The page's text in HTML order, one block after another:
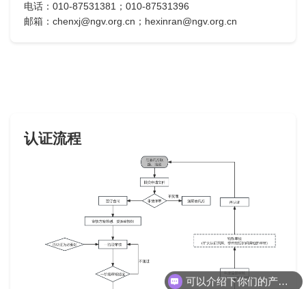
电话：010-87531381；010-87531396
邮箱：chenxj@ngv.org.cn；hexinran@ngv.org.cn
认证流程